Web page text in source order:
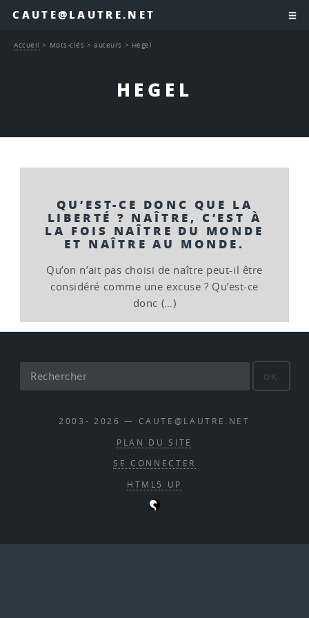
CAUTE@LAUTRE.NET
HEGEL
Accueil > Mots-clés >auteurs > Hegel
QU’EST-CE DONC QUE LA
LIBERTÉ ? NAÎTRE, C’EST À
LA FOIS NAÎTRE DU MONDE
ET NAÎTRE AU MONDE.
Qu’on n’ait pas choisi de naître peut-il être
considéré comme une excuse ? Qu’est-ce
donc (…)
OK
2003- 2026 — CAUTE@LAUTRE.NET
PLAN DU SITE
SE CONNECTER
HTML5 UP